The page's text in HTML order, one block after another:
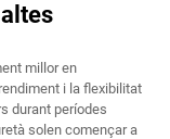
millor en
i la flexibilitat
durant períodes
solen començar a